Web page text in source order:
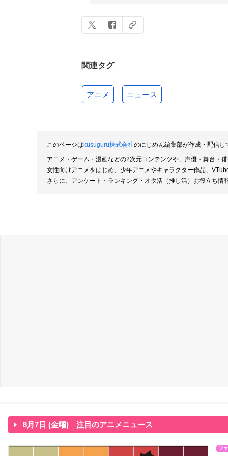
関連タグ
アニメ ニュース
このページはkusuguru株式会社のにじめん編集部が作成・配信
アニメ・ゲーム・漫画などの2次元コンテンツや、声優・舞台・
女性向けアニメをはじめ、少年アニメやキャラクター作品、
さらに、アンケート・ランキング・オタ活（推し活）お役立ち
8月7日 (金曜) 注目のアニメニュース
フ